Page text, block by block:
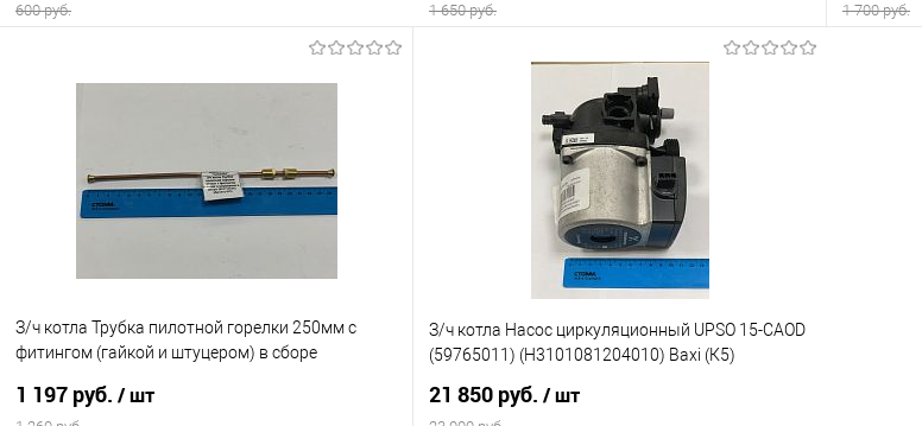
600 руб.
В избранное
В наличии
1 650 руб.
В корзину
Купить в 1 клик
Сравнение
В наличии
1 700 руб.
З/ч котла Трубка пилотной горелки 250мм с
фитингом (гайкой и штуцером) в сборе
1 197 руб. / шт
З/ч котла Насос циркуляционный UPSO 15-CAOD
(59765011) (H3101081204010) Baxi (К5)
21 850 руб. / шт